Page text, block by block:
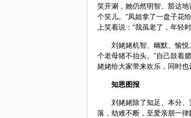
笑开涮，她仍然明智、豁达
个笑儿。”凤姐拿了一盘子花
上笑着说：“我虽老了，年
刘姥姥机智、幽默、愉
个老母猪不抬头。”自己鼓着
姥姥给大家带来欢乐，同时
知恩图报
刘姥姥除了知足、本分
落，劫难不断，至爱亲朋一